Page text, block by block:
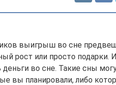
выигрыш во сне
рост или просто подарки.
во сне. Такие сны
вы планировали, либо